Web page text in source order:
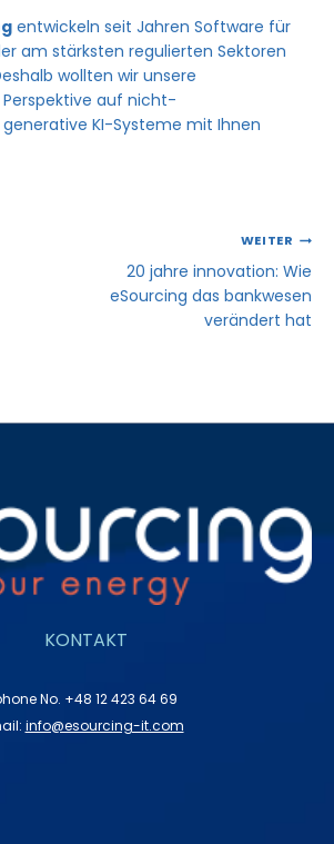
entwickeln seit Jahren Software für
am stärksten regulierten Sektoren
wollten wir unsere
auf nicht-
KI-Systeme mit Ihnen
WEITER
20 jahre innovation: Wie
eSourcing das bankwesen
verändert hat
KONTAKT
No. +48 12 423 64 69
info@esourcing-it.com